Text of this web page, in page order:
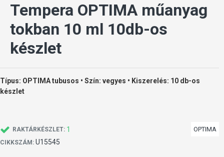
Tempera OPTIMA műanyag
tokban 10 ml 10db-os
készlet
Típus: OPTIMA tubusos • Szín: vegyes • Kiszerelés: 10 db-os
készlet
RAKTÁRKÉSZLET: 1
CIKKSZÁM: U15545
OPTIMA